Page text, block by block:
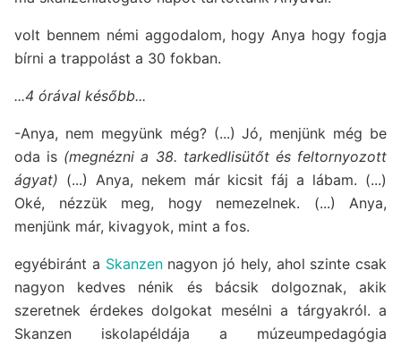
volt bennem némi aggodalom, hogy Anya hogy fogja
bírni a trappolást a 30 fokban.
...4 órával később...
-Anya, nem megyünk még? (...) Jó, menjünk még be
oda is (megnézni a 38. tarkedlisütőt és feltornyozott
ágyat) (...) Anya, nekem már kicsit fáj a lábam. (...)
Oké, nézzük meg, hogy nemezelnek. (...) Anya,
menjünk már, kivagyok, mint a fos.
egyébiránt a Skanzennagyon jó hely, ahol szinte csak
nagyon kedves nénik és bácsik dolgoznak, akik
szeretnek érdekes dolgokat mesélni a tárgyakról. a
Skanzen iskolapéldája a múzeumpedagógia